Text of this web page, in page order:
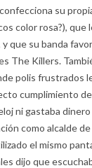
su
color rosa?),
que su banda
The Killers.
polis frustrados
cumplimiento
ni gastaba
como alcalde
el mismo
dijo que